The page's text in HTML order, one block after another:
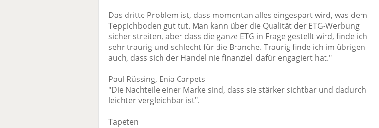
Das dritte Problem ist, dass momentan alles eingespart wird, was dem
Teppichboden gut tut. Man kann über die Qualität der ETG-Werbung
sicher streiten, aber dass die ganze ETG in Frage gestellt wird, finde ich
sehr traurig und schlecht für die Branche. Traurig finde ich im übrigen
auch, dass sich der Handel nie finanziell dafür engagiert hat."
Paul Rüssing, Enia Carpets
"Die Nachteile einer Marke sind, dass sie stärker sichtbar und dadurch
leichter vergleichbar ist".
Tapeten